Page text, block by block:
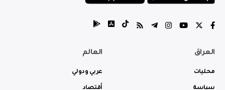
العراق
محليات
سياسة
العالم
عربي ودولي
أقتصاد